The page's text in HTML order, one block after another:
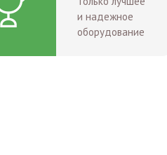
и надежное
оборудование